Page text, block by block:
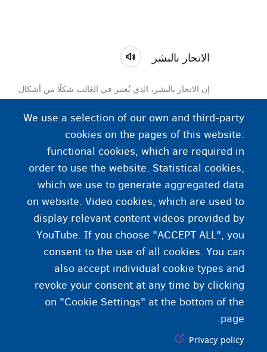
الاتجار بالبشر
إن الاتجار بالبشر، الذي يُعتبر في الغالب شكلًا من أشكال
متنوعة. ويتعلق الأمر هنا بالاستغلال الجنسي (غالبًا كجزء
من أعمال الدعارة) وكذلك الاستغلال الاقتصادي (من خلال
العمل)
We use a selection of our own and third-party
cookies on the pages of this website:
functional cookies, which are required in
order to use the website. Statistical cookies,
which we use to generate aggregated data
on website. Video cookies, which are used to
display relevant content videos provided by
YouTube. If you choose "ACCEPT ALL", you
consent to the use of all cookies. You can
also accept individual cookie types and
revoke your consent at any time by clicking
on "Cookie Settings" at the bottom of the
page.
Privacy policy